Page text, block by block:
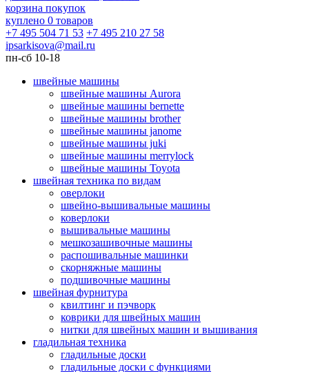
корзина покупок
куплено 0 товаров
+7 495 504 71 53 +7 495 210 27 58
ipsarkisova@mail.ru
пн-сб 10-18
швейные машины
швейные машины Aurora
швейные машины bernette
швейные машины brother
швейные машины janome
швейные машины juki
швейные машины merrylock
швейные машины Toyota
швейная техника по видам
оверлоки
швейно-вышивальные машины
коверлоки
вышивальные машины
мешкозашивочные машины
распошивальные машинки
скорняжные машины
подшивочные машины
швейная фурнитура
квилтинг и пэчворк
коврики для швейных машин
нитки для швейных машин и вышивания
гладильная техника
гладильные доски
гладильные доски с функциями